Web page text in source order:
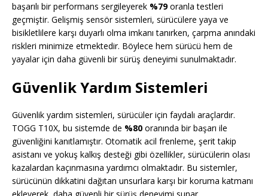
başarılı bir performans sergileyerek %79oranla testleri
geçmiştir. Gelişmiş sensör sistemleri, sürücülere yaya ve
bisikletlilere karşı duyarlı olma imkanı tanırken, çarpma anındaki
riskleri minimize etmektedir. Böylece hem sürücü hem de
yayalar için daha güvenli bir sürüş deneyimi sunulmaktadır.
Güvenlik Yardım Sistemleri
Güvenlik yardım sistemleri, sürücüler için faydalı araçlardır.
TOGG T10X, bu sistemde de %80 oranında bir başarı ile
güvenliğini kanıtlamıştır. Otomatik acil frenleme, şerit takip
asistanı ve yokuş kalkış desteği gibi özellikler, sürücülerin olası
kazalardan kaçınmasına yardımcı olmaktadır. Bu sistemler,
sürücünün dikkatini dağıtan unsurlara karşı bir koruma katmanı